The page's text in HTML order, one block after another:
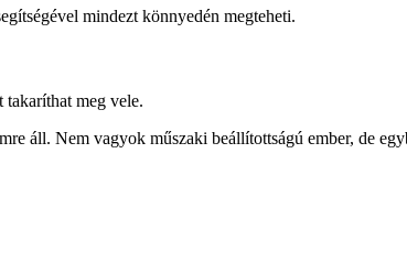
mindezt könnyedén megteheti.
takaríthat meg vele.
áll. Nem vagyok műszaki beállítottságú ember, de